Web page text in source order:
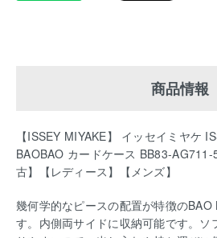
商品情報
【ISSEY MIYAKE】 イッセイミヤケ
BAOBAO カードケース BB83-
古】【レディース】【メンズ】
幾何学的なピースの配置が特徴の
す。内側両サイドに収納可能です。ソ